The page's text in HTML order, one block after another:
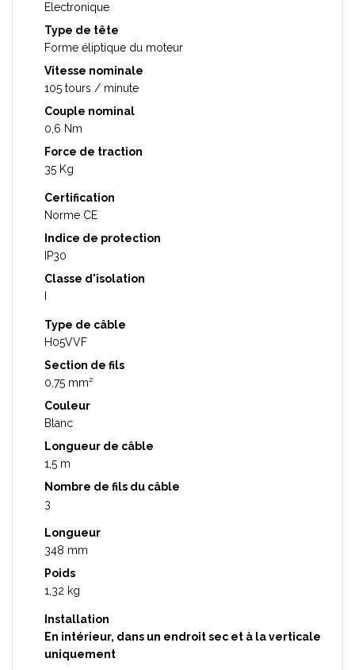
Electronique
Type de tête
Forme éliptique du moteur
Vitesse nominale
105 tours / minute
Couple nominal
0,6 Nm
Force de traction
35 Kg
Certification
Norme CE
Indice de protection
IP30
Classe d'isolation
Type de câble
H05VVF
Section de fils
0,75 mm²
Couleur
Blanc
Longueur de câble
1,5 m
Nombre de fils du câble
3
Longueur
348 mm
Poids
1,32 kg
Installation
En intérieur, dans un endroit sec et à la verticale
uniquement